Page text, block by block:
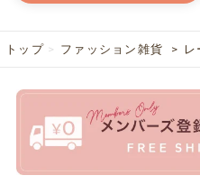
トップ > ファッション雑貨 > レ